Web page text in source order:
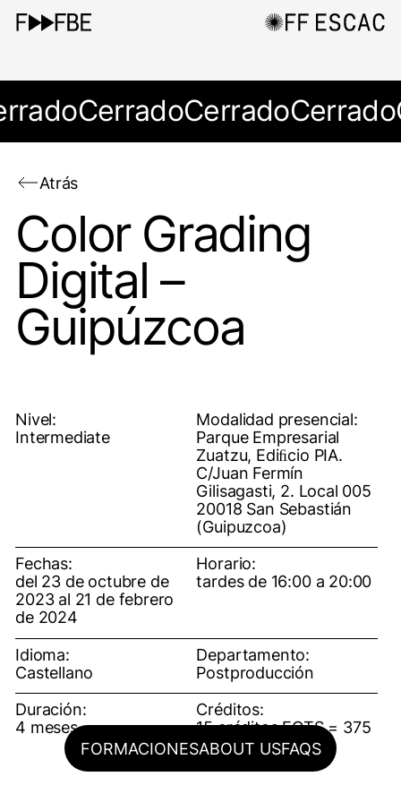
FORMACIONESABOUT USFAQS
CerradoCerradoCerrado
Atrás
Color Grading
Digital –
Guipúzcoa
Nivel:
Intermediate
Modalidad presencial:
Parque Empresarial
Zuatzu, Ediﬁcio PIA.
C/Juan Fermín
Gilisagasti, 2. Local 005
20018 San Sebastián
(Guipuzcoa)
Fechas:
del 23 de octubre de
2023 al 21 de febrero
de 2024
Horario:
tardes de 16:00 a 20:00
Idioma:
Castellano
Departamento:
Postproducción
Duración:
4 meses
Créditos:
15 créditos ECTS = 375
horas